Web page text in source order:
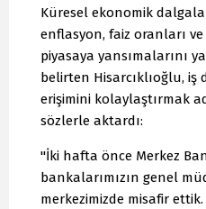
Küresel ekonomik
enflasyon, faiz oranları ve
piyasaya yansımalarını
belirten Hisarcıklıoğlu, iş
erişimini kolaylaştırmak
sözlerle aktardı:
"İki hafta önce Merkez
bankalarımızın genel
merkezimizde misafir